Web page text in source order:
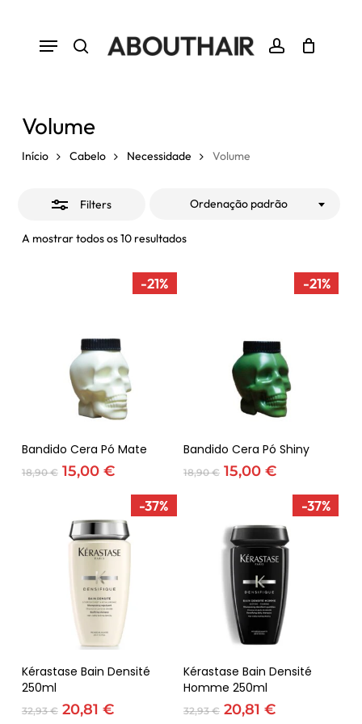
search account
Menu Cart Close
Cart
Volume
Início Cabelo Necessidade Volume
Filters
A mostrar todos os 10 resultados
Ordenação padrão
Filters
-21%
Adicionar
Bandido Cera Pó Mate
18,90€ O
era:
18,90 €.
15,00 €O
atual
é:
15,00 €.
-21%
Adicionar
Bandido Cera Pó Shiny
18,90€ O
18,90 €.
15,00€O
atual
15,00 €.
-37%
Adicionar
Kérastase Bain Densité
250ml
32,93€ O
20,81 €O
-37%
Adicionar
Kérastase Bain Densité
Homme 250ml
32,93€ O
20,81€O